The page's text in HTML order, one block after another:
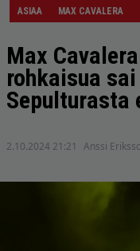
ASIAA MAX CAVALERA
Max
rohkaisua
Sepulturasta
2.10.2024 21:21 Anssi